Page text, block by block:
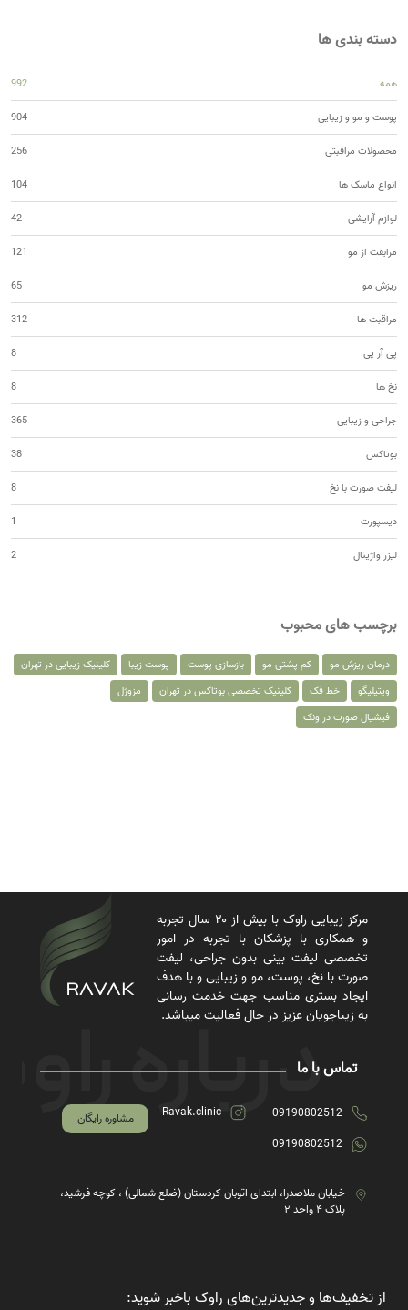
دسته بندی ها
همه 992
پوست و مو و زیبایی 904
محصولات مراقبتی 256
انواع ماسک ها 104
لوازم آرایشی 42
مرابقت از مو 121
ریزش مو 65
مراقبت ها 312
پی آر پی 8
نخ ها 8
جراحی و زیبایی 365
بوتاکس 38
لیفت صورت با نخ 8
دیسپورت 1
لیزر واژینال 2
برچسب های محبوب
درمان ریزش مو کم پشتی مو بازسازی پوست پوست زیبا
کلینیک زیبایی در تهران
ویتیلیگو
خط فک کلینیک تخصصی بوتاکس در تهران
مزوژل
فیشیال صورت در ونک
مرکز زیبایی راوک با بیش از ۲۰ سال تجربه
و همکاری با پزشکان با تجربه در امور
تخصصی لیفت بینی بدون جراحی، لیفت
صورت با نخ، پوست، مو و زیبایی و با هدف
ایجاد بستری مناسب جهت خدمت رسانی
به زیباجویان عزیز در حال فعالیت میباشد.
تماس با ما
09190802512
09190802512
Ravak.clinic مشاوره رایگان
خیابان ملاصدرا، ابتدای اتوبان کردستان (ضلع شمالی) ، کوچه فرشید،
پلاک ۴ واحد ۲
از تخفیف‌ها و جدیدترین‌های راوک باخبر شوید: